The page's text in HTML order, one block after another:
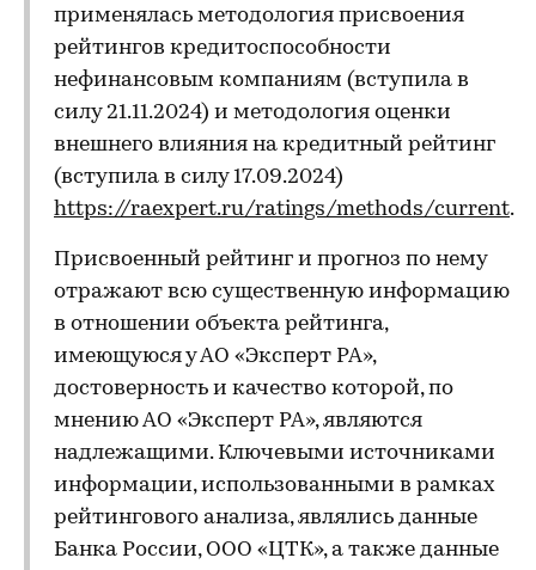
применялась методология присвоения
рейтингов кредитоспособности
нефинансовым компаниям (вступила в
силу 21.11.2024) и методология оценки
внешнего влияния на кредитный рейтинг
(вступила в силу 17.09.2024)
https://raexpert.ru/ratings/methods/current.
Присвоенный рейтинг и прогноз по нему
отражают всю существенную информацию
в отношении объекта рейтинга,
имеющуюся у АО «Эксперт РА»,
достоверность и качество которой, по
мнению АО «Эксперт РА», являются
надлежащими. Ключевыми источниками
информации, использованными в рамках
рейтингового анализа, являлись данные
Банка России, ООО «ЦТК», а также данные